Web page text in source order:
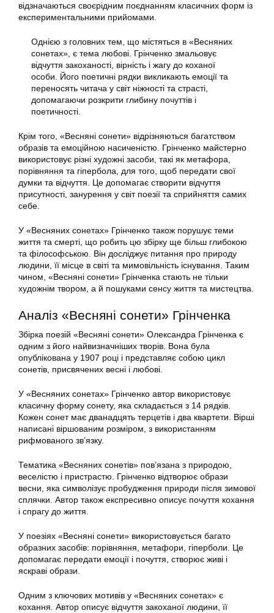
відзначаються своєрідним поєднанням класичних форм із
експериментальними прийомами.
Однією з головних тем, що містяться в «Весняних
сонетах», є тема любові. Грінченко змальовує
відчуття закоханості, вірність і жагу до коханої
особи. Його поетичні рядки викликають емоції та
переносять читача у світ ніжності та страсті,
допомагаючи розкрити глибину почуттів і
поетичності.
Крім того, «Весняні сонети» відрізняються багатством
образів та емоційною насиченістю. Грінченко майстерно
використовує різні художні засоби, такі як метафора,
порівняння та гіпербола, для того, щоб передати свої
думки та відчуття. Це допомагає створити відчуття
присутності, занурення у світ поезії та сприйняття самих
себе.
У «Весняних сонетах» Грінченко також порушує теми
життя та смерті, що робить цю збірку ще більш глибокою
та філософською. Він досліджує питання про природу
людини, її місце в світі та мимовільність існування. Таким
чином, «Весняні сонети» Грінченка стають не тільки
художнім твором, а й пошуками сенсу життя та мистецтва.
Аналіз «Весняні сонети» Грінченка
Збірка поезій «Весняні сонети» Олександра Грінченка є
одним з його найвизначніших творів. Вона була
опублікована у 1907 році і представляє собою цикл
сонетів, присвячених весні і любові.
У «Весняних сонетах» Грінченко автор використовує
класичну форму сонету, яка складається з 14 рядків.
Кожен сонет має дванадцять терцетів і два квартети. Вірші
написані віршованим розміром, з використанням
рифмованого зв’язку.
Тематика «Весняних сонетів» пов’язана з природою,
веселістю і пристрастю. Грінченко відтворює образи
весни, яка символізує пробудження природи після зимової
сплячки. Автор також експресивно описує почуття кохання
і спрагу до життя.
У поезіях «Весняні сонети» використовується багато
образних засобів: порівняння, метафори, гіперболи. Це
допомагає передати емоції і почуття, створює живі і
яскраві образи.
Одним з ключових мотивів у «Весняних сонетах» є
кохання. Автор описує відчуття закоханої людини, її